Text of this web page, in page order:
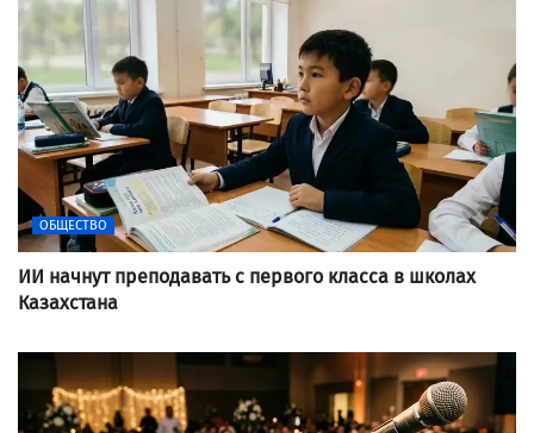
ОБЩЕСТВО
ИИ начнут преподавать с первого класса в школах
Казахстана